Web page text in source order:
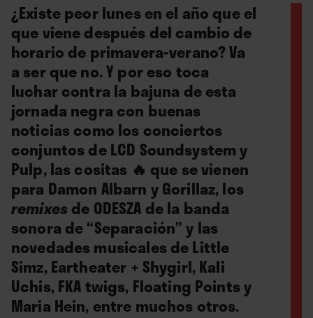
¿Existe peor lunes en el año que el
que viene después del cambio de
horario de primavera-verano? Va
a ser que no. Y por eso toca
luchar contra la bajuna de esta
jornada negra con buenas
noticias como los conciertos
conjuntos de LCD Soundsystem y
Pulp, las cositas 🔥 que se vienen
para Damon Albarn y Gorillaz, los
remixesde ODESZA de la banda
sonora de “Separación” y las
novedades musicales de Little
Simz, Eartheater + Shygirl, Kali
Uchis, FKA twigs, Floating Points y
Maria Hein, entre muchos otros.